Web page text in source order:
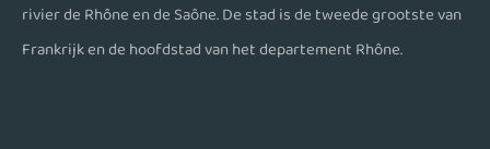
rivier de Rhône en de Saône. De stad is de tweede grootste van
Frankrijk en de hoofdstad van het departement Rhône.